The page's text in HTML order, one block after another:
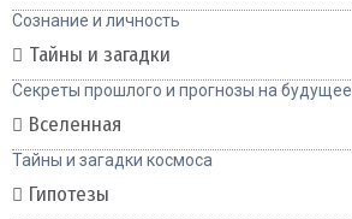
Сознание и личность
Тайны и загадки
Секреты прошлого и прогнозы на будущее
Вселенная
Тайны и загадки космоса
Гипотезы